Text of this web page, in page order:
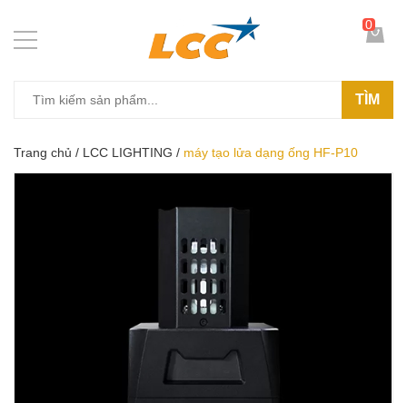
TÌM
0
Trang chủ / LCC LIGHTING / máy tạo lửa dạng ống HF-P10